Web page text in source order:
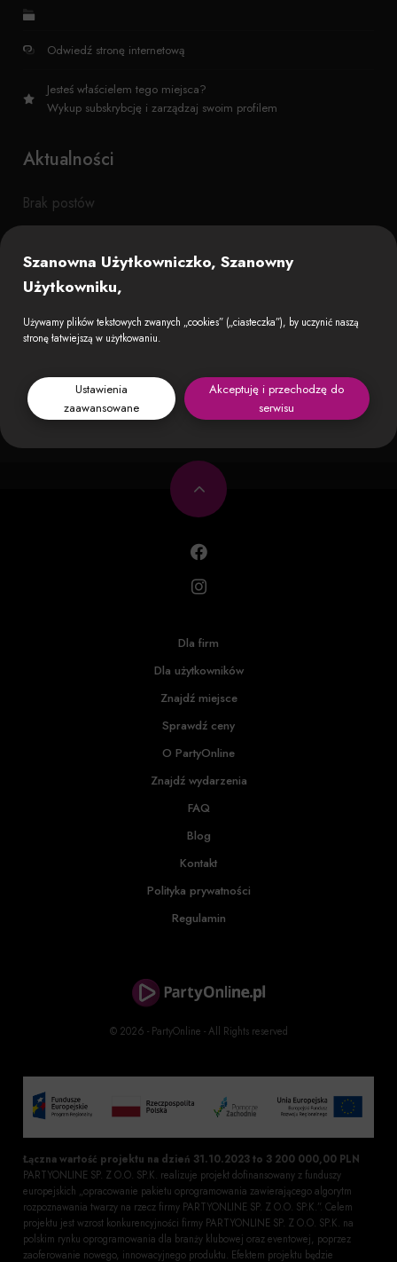
Odwiedź stronę internetową
Jesteś właścielem tego miejsca?
Wykup subskrybcję i zarządzaj swoim profilem
Aktualności
Brak postów
© 2026 - PartyOnline - All Rights reserved
Dla firm
Dla użytkowników
Znajdź miejsce
Sprawdź ceny
O PartyOnline
Znajdź wydarzenia
FAQ
Blog
Kontakt
Polityka prywatności
Regulamin
Łączna wartość projektu na dzień 31.10.2023 to 3 200 000,00 PLN
PARTYONLINE SP. Z O.O. SP.K. realizuje projekt dofinansowany z funduszy
europejskich „opracowanie pakietu oprogramowania zawierającego algorytm
rozpoznawania twarzy na rzecz firmy PARTYONLINE SP. Z O.O. SP.K.”. Celem
projektu jest wzrost konkurencyjności firmy PARTYONLINE SP. Z O.O. SP.K. na
polskim rynku oprogramowania dla branży klubowej oraz eventowej, poprzez
zaoferowanie nowego, innowacyjnego produktu. Efektem projektu będzie
Szanowna Użytkowniczko, Szanowny
Użytkowniku,
Używamy plików tekstowych zwanych „cookies” („ciasteczka”), by uczynić naszą
stronę łatwiejszą w użytkowaniu.
Ustawienia
zaawansowane
Akceptuję i przechodzę do
serwisu